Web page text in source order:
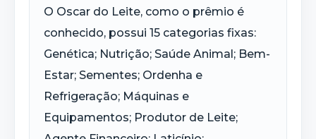
O Oscar do Leite, como o prêmio é
conhecido, possui 15 categorias fixas:
Genética; Nutrição; Saúde Animal; Bem-
Estar; Sementes; Ordenha e
Refrigeração; Máquinas e
Equipamentos; Produtor de Leite;